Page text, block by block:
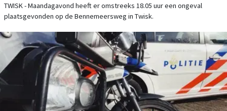
TWISK - Maandagavond heeft er omstreeks 18.05 uur een ongeval
plaatsgevonden op de Bennemeersweg in Twisk.